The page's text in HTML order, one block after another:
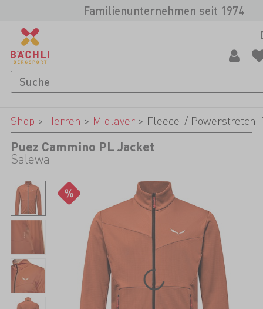
Familienunternehmen seit 1974
Shop > Herren > Midlayer> Fleece-/
Puez Cammino PL Jacket
Salewa